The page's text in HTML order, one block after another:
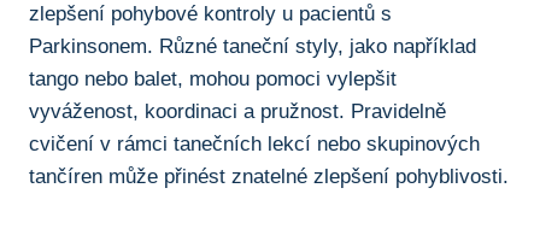
zlepšení pohybové kontroly⁢ u pacientů s
Parkinsonem. Různé ⁣taneční styly,‍ jako například
tango nebo balet, mohou pomoci vylepšit
vyváženost, koordinaci a pružnost. Pravidelně
cvičení v rámci ⁣tanečních lekcí nebo skupinových
tančíren může přinést znatelné zlepšení pohyblivosti.